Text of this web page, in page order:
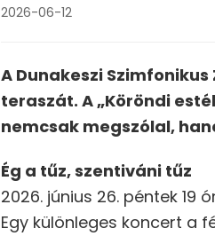
2026-06-12
A Dunakeszi
teraszát. A „Köröndi
nemcsak megszólal,
Ég a tűz, szentiváni tűz
2026. június 26. péntek 19
Egy különleges koncert a